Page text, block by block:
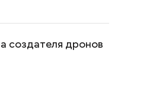
создателя дронов